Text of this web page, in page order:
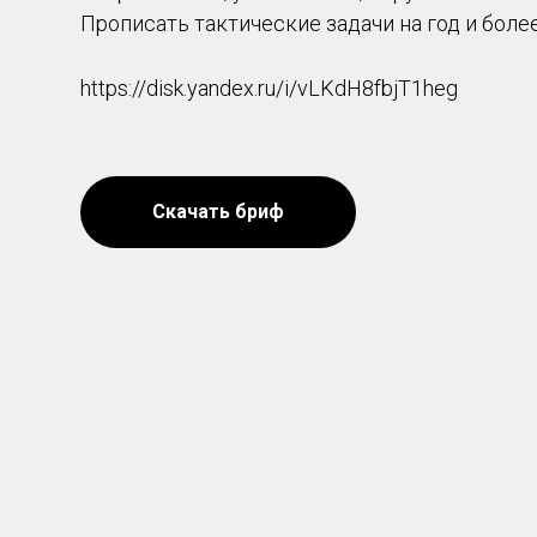
Прописать тактические задачи на год и
https://disk.yandex.ru/i/vLKdH8fbjT1heg
Скачать бриф